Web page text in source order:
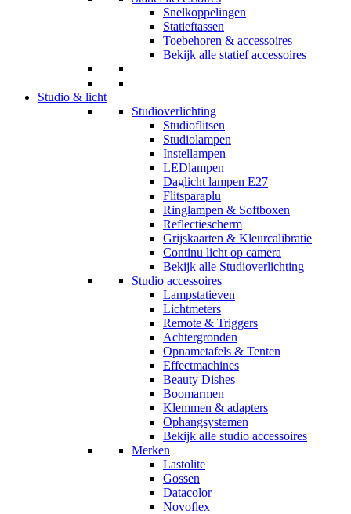
Snelkoppelingen
Statieftassen
Toebehoren & accessoires
Bekijk alle statief accessoires
Studio & licht
Studioverlichting
Studioflitsen
Studiolampen
Instellampen
LEDlampen
Daglicht lampen E27
Flitsparaplu
Ringlampen & Softboxen
Reflectiescherm
Grijskaarten & Kleurcalibratie
Continu licht op camera
Bekijk alle Studioverlichting
Studio accessoires
Lampstatieven
Lichtmeters
Remote & Triggers
Achtergronden
Opnametafels & Tenten
Effectmachines
Beauty Dishes
Boomarmen
Klemmen & adapters
Ophangsystemen
Bekijk alle studio accessoires
Merken
Lastolite
Gossen
Datacolor
Novoflex